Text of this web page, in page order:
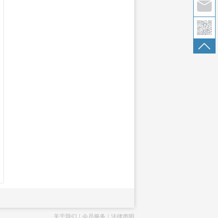
关于我们 会员服务 法律声明